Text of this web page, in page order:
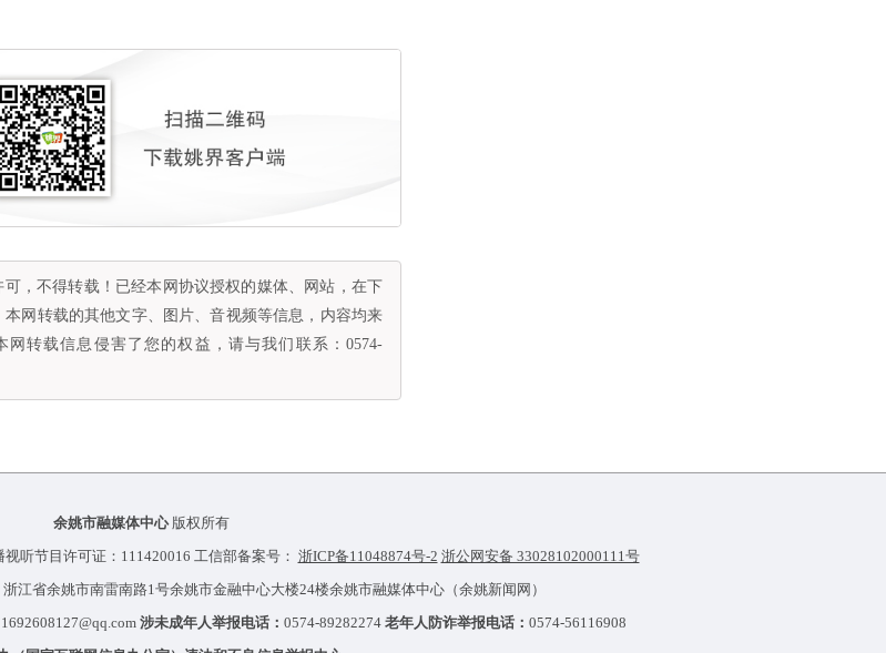
，不得转载！已经本网协议授权的媒体、网站，在下
网转载的其他文字、图片、音视频等信息，内容均来
转载信息侵害了您的权益，请与我们联系：0574-
余姚市融媒体中心版权所有
听节目许可证：111420016 工信部备案号： 浙ICP备11048874号-2 浙公网安备 33028102000111号
浙江省余姚市南雷南路1号余姚市金融中心大楼24楼余姚市融媒体中心（余姚新闻网）
1692608127@qq.com 涉未成年人举报电话： 0574-89282274 老年人防诈举报电话： 0574-56116908